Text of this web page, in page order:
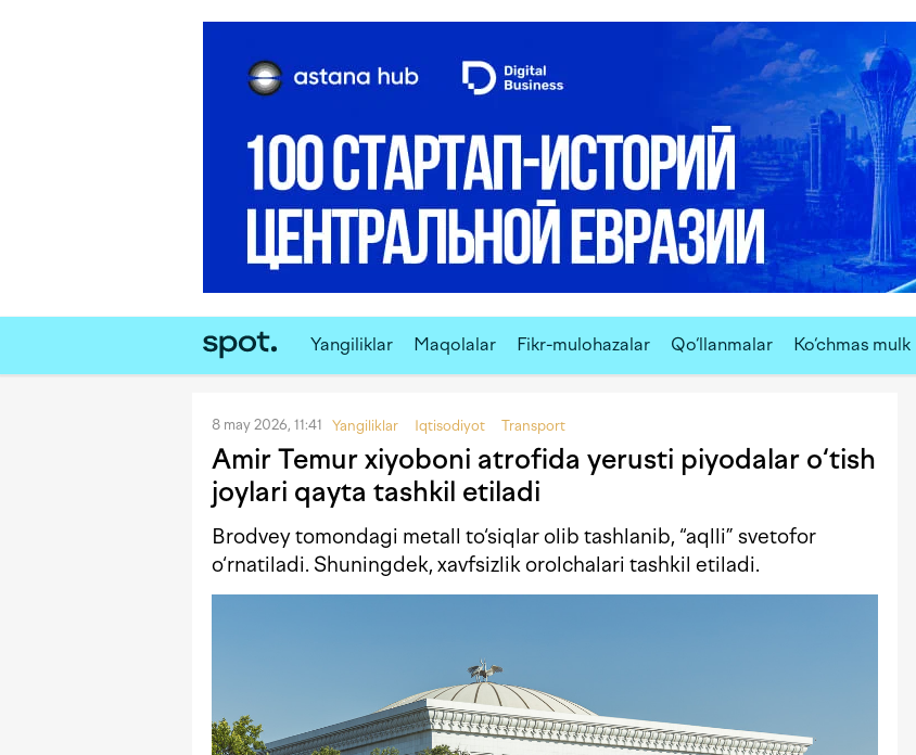
Yangiliklar Maqolalar Fikr-mulohazalar Qo‘llanmalar Ko‘chmas mulk
8 may 2026, 11:41 Yangiliklar Iqtisodiyot Transport
Amir Temur xiyoboni atrofida yerusti piyodalar o‘tish
joylari qayta tashkil etiladi
Brodvey tomondagi metall to‘siqlar olib tashlanib, “aqlli” svetofor
o‘rnatiladi. Shuningdek, xavfsizlik orolchalari tashkil etiladi.